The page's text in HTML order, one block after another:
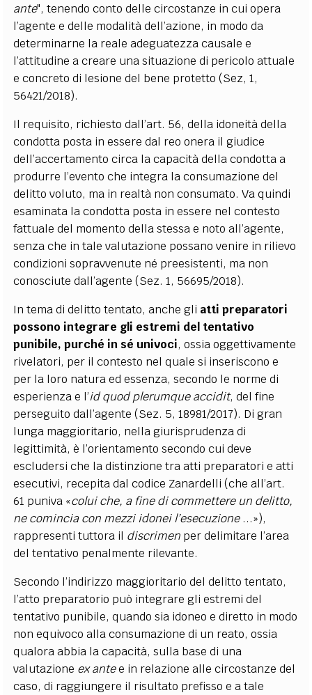
ante", tenendo conto delle circostanze in cui opera
l’agente e delle modalità dell’azione, in modo da
determinarne la reale adeguatezza causale e
l’attitudine a creare una situazione di pericolo attuale
e concreto di lesione del bene protetto (Sez, 1,
56421/2018).
Il requisito, richiesto dall’art. 56, della idoneità della
condotta posta in essere dal reo onera il giudice
dell’accertamento circa la capacità della condotta a
produrre l’evento che integra la consumazione del
delitto voluto, ma in realtà non consumato. Va quindi
esaminata la condotta posta in essere nel contesto
fattuale del momento della stessa e noto all’agente,
senza che in tale valutazione possano venire in rilievo
condizioni sopravvenute né preesistenti, ma non
conosciute dall’agente (Sez. 1, 56695/2018).
In tema di delitto tentato, anche gli atti preparatori
possono integrare gli estremi del tentativo
punibile, purché in sé univoci, ossia oggettivamente
rivelatori, per il contesto nel quale si inseriscono e
per la loro natura ed essenza, secondo le norme di
esperienza e l’id quod plerumque accidit, del fine
perseguito dall’agente (Sez. 5, 18981/2017). Di gran
lunga maggioritario, nella giurisprudenza di
legittimità, è l’orientamento secondo cui deve
escludersi che la distinzione tra atti preparatori e atti
esecutivi, recepita dal codice Zanardelli (che all’art.
61 puniva «colui che, a fine di commettere un delitto,
ne comincia con mezzi idonei l’esecuzione...»),
rappresenti tuttora il discrimen per delimitare l’area
del tentativo penalmente rilevante.
Secondo l’indirizzo maggioritario del delitto tentato,
l’atto preparatorio può integrare gli estremi del
tentativo punibile, quando sia idoneo e diretto in modo
non equivoco alla consumazione di un reato, ossia
qualora abbia la capacità, sulla base di una
valutazione ex antee in relazione alle circostanze del
caso, di raggiungere il risultato prefisso e a tale